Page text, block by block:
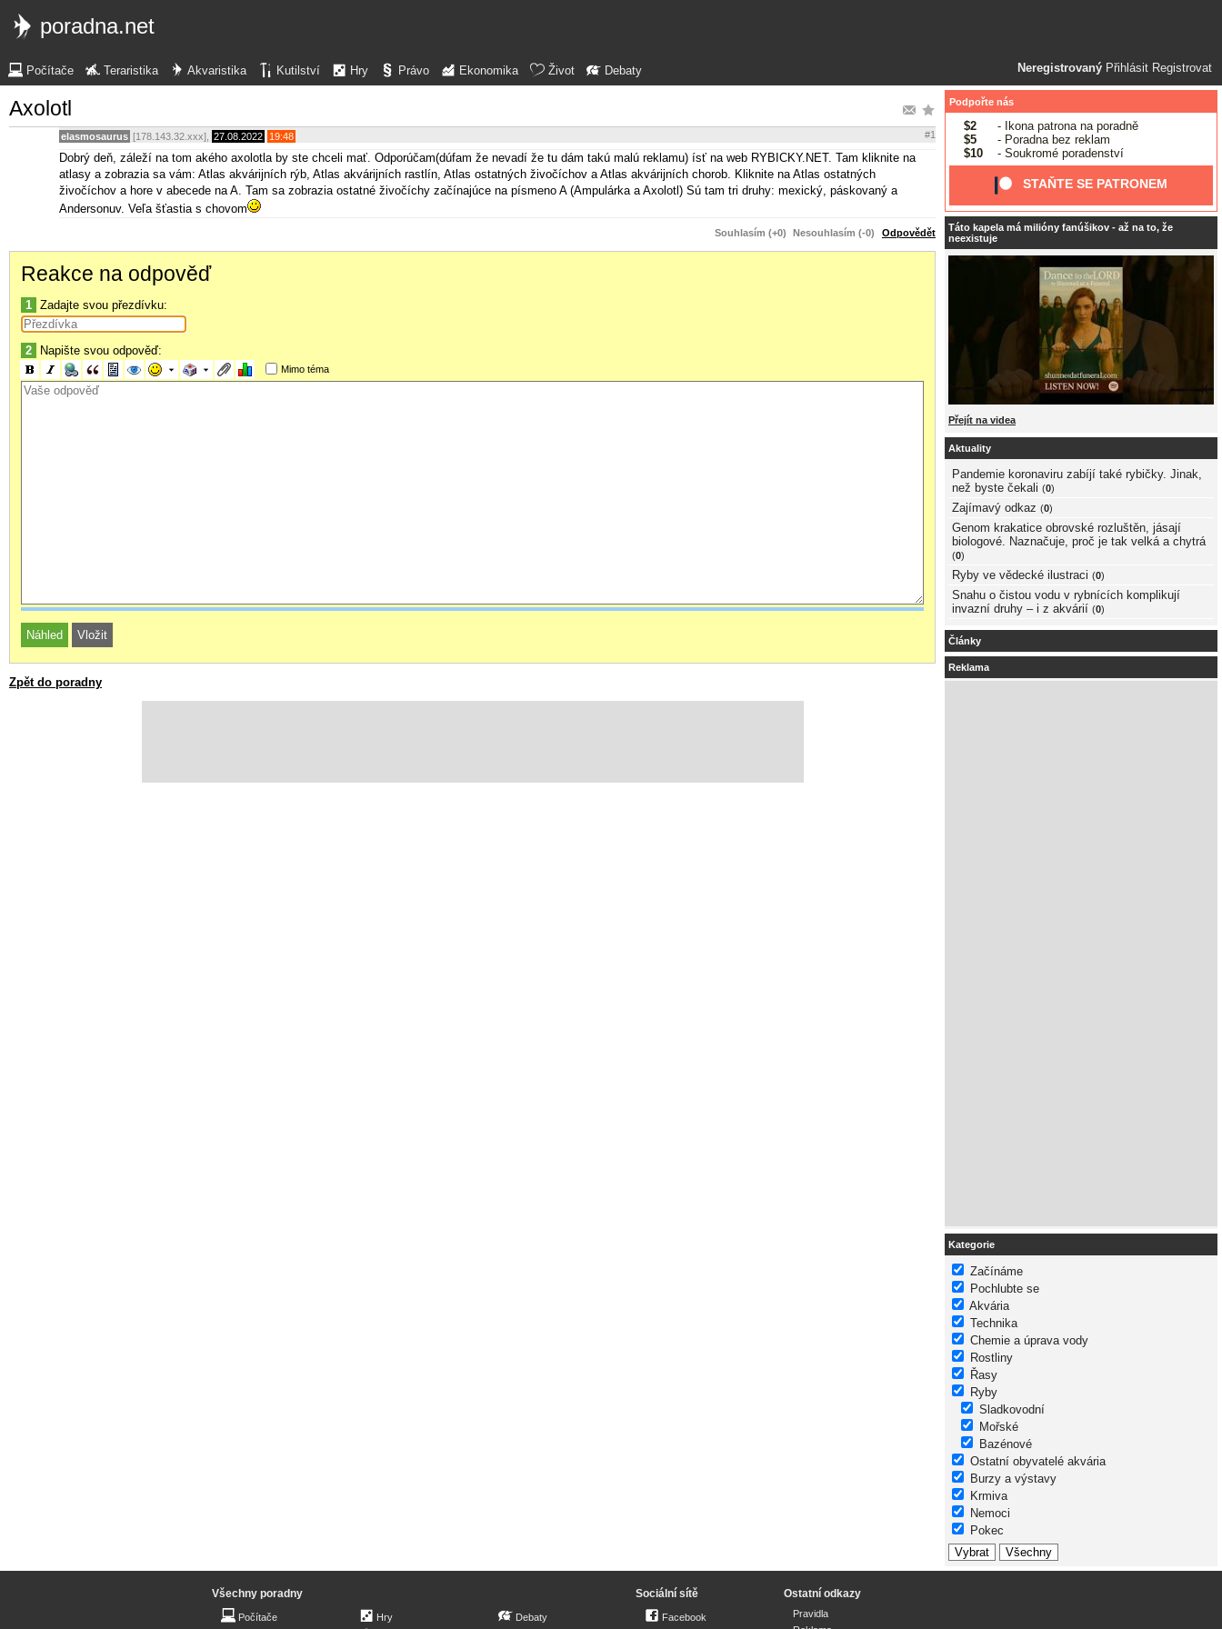
poradna.net
Neregistrovaný Přihlásit Registrovat
Počítače Teraristika Akvaristika Kutilství Hry Právo Ekonomika Život Debaty
Axolotl
elasmosaurus [178.143.32.xxx], 27.08.2022 19:48 #1
Dobrý deň, záleží na tom akého axolotla by ste chceli mať. Odporúčam(dúfam že nevadí že tu dám takú malú reklamu) ísť na web RYBICKY.NET. Tam kliknite na
atlasy a zobrazia sa vám: Atlas akvárijních rýb, Atlas akvárijních rastlín, Atlas ostatných živočíchov a Atlas akvárijních chorob. Kliknite na Atlas ostatných
živočíchov a hore v abecede na A. Tam sa zobrazia ostatné živočíchy začínajúce na písmeno A (Ampulárka a Axolotl) Sú tam tri druhy: mexický, páskovaný a
Andersonuv. Veľa šťastia s chovom
Souhlasím (+0) Nesouhlasím (-0) Odpovědět
Reakce na odpověď
1 Zadajte svou přezdívku:
2 Napište svou odpověď:
Mimo téma
Zpět do poradny
Podpořte nás
$2
- Ikona patrona na poradně
$5
- Poradna bez reklam
$10
- Soukromé poradenství
STAŇTE SE PATRONEM
Táto kapela má milióny fanúšikov - až na to, že
neexistuje
Přejít na videa
Aktuality
Pandemie koronaviru zabíjí také rybičky. Jinak,
než byste čekali (0)
Zajímavý odkaz (0)
Genom krakatice obrovské rozluštěn, jásají
biologové. Naznačuje, proč je tak velká a chytrá
(0)
Ryby ve vědecké ilustraci (0)
Snahu o čistou vodu v rybnících komplikují
invazní druhy – i z akvárií (0)
Články
Reklama
Kategorie
Začínáme
Pochlubte se
Akvária
Technika
Chemie a úprava vody
Rostliny
Řasy
Ryby
Sladkovodní
Mořské
Bazénové
Ostatní obyvatelé akvária
Burzy a výstavy
Krmiva
Nemoci
Pokec
Všechny poradny
Počítače Hry Debaty
Sociální sítě
Facebook
Ostatní odkazy
Pravidla